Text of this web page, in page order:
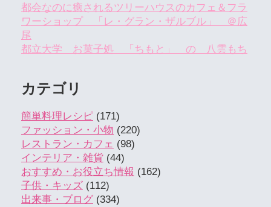
都会なのに癒されるツリーハウスのカフェ＆フラ
ワーショップ 「レ・グラン・ザルブル」 ＠広
尾
都立大学 お菓子処 「ちもと」 の 八雲もち
カテゴリ
簡単料理レシピ (171)
ファッション・小物 (220)
レストラン・カフェ (98)
インテリア・雑貨 (44)
おすすめ・お役立ち情報 (162)
子供・キッズ (112)
出来事・ブログ (334)